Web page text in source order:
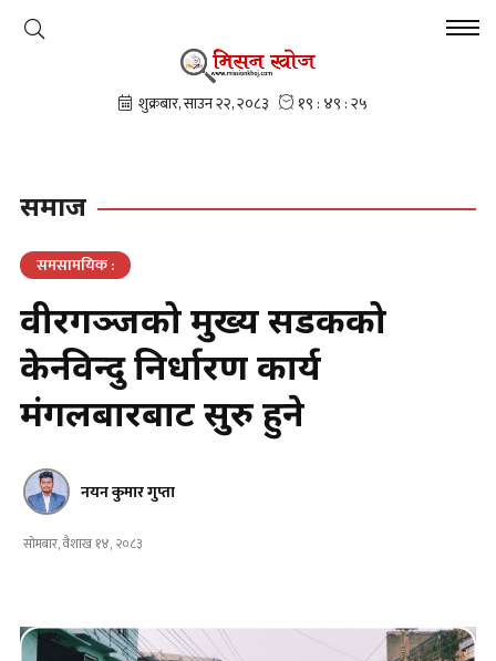
समाज
समसामयिक :
वीरगञ्जको मुख्य सडकको
केन्द्रविन्दु निर्धारण कार्य
मंगलबारबाट सुरु हुने
नयन कुमार गुप्ता
सोमबार, वैशाख १४, २०८३